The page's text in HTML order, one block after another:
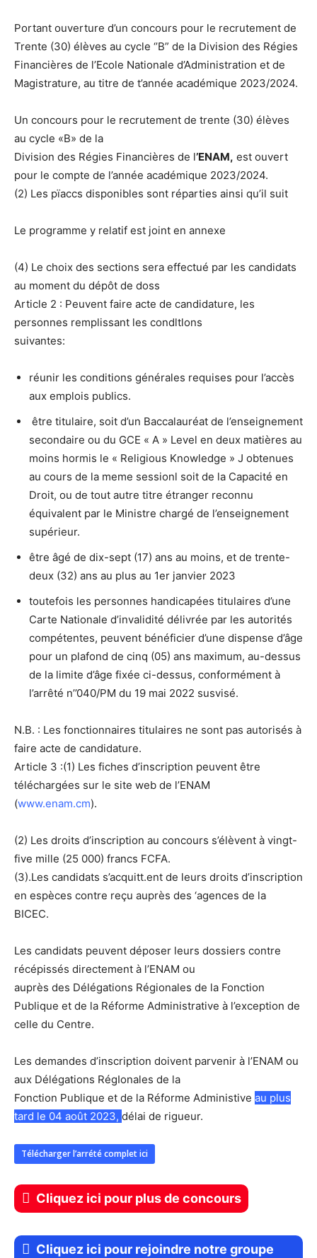
Portant ouverture d’un concours pour le recrutement de
Trente (30) élèves au cycle ‘’B” de la Division des Régies
Financières de l’Ecole Nationale d’Administration et de
Magistrature, au titre de t’année académique 2023/2024.
Un concours pour le recrutement de trente (30) élèves
au cycle «B» de la
Division des Régies Financières de l’ENAM, est ouvert
pour le compte de l’année académique 2023/2024.
(2) Les pïaccs disponibles sont réparties ainsi qu’il suit
Le programme y relatif est joint en annexe
(4) Le choix des sections sera effectué par les candidats
au moment du dépôt de doss
Article 2 : Peuvent faire acte de candidature, les
personnes remplissant les condltlons
suivantes:
réunir les conditions générales requises pour l’accès
aux emplois publics.
être titulaire, soit d’un Baccalauréat de l’enseignement
secondaire ou du GCE « A » Level en deux matières au
moins hormis le « Religious Knowledge » J obtenues
au cours de la meme sessionl soit de la Capacité en
Droit, ou de tout autre titre étranger reconnu
équivalent par le Ministre chargé de l’enseignement
supérieur.
être âgé de dix-sept (17) ans au moins, et de trente-
deux (32) ans au plus au 1er janvier 2023
toutefois les personnes handicapées titulaires d’une
Carte Nationale d’invalidité délivrée par les autorités
compétentes, peuvent bénéficier d’une dispense d’âge
pour un plafond de cinq (05) ans maximum, au-dessus
de la limite d’âge fixée ci-dessus, conformément à
l’arrêté n’’040/PM du 19 mai 2022 susvisé.
N.B. : Les fonctionnaires titulaires ne sont pas autorisés à
faire acte de candidature.
Article 3 :(1) Les fiches d’inscription peuvent être
téléchargées sur le site web de l’ENAM
(www.enam.cm).
(2) Les droits d’inscription au concours s’élèvent à vingt-
five mille (25 000) francs FCFA.
(3).Les candidats s’acquitt.ent de leurs droits d’inscription
en espèces contre reçu auprès des ‘agences de la
BICEC.
Les candidats peuvent déposer leurs dossiers contre
récépissés directement à l’ENAM ou
auprès des Délégations Régionales de la Fonction
Publique et de la Réforme Administrative à l’exception de
celle du Centre.
Les demandes d’inscription doivent parvenir à l’ENAM ou
aux Délégations RégIonales de la
Fonction Publique et de la Réforme Administive au plus
tard le 04 août 2023, délai de rigueur.
Télécharger l’arrété complet ici
Cliquez ici pour plus de concours
Cliquez ici pour rejoindre notre groupe